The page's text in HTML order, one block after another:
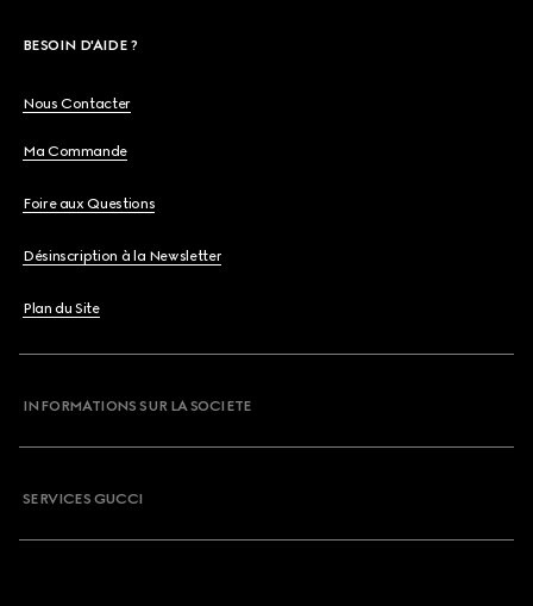
BESOIN D'AIDE ?
Nous Contacter
Ma Commande
Foire aux Questions
Désinscription à la Newsletter
Plan du Site
INFORMATIONS SUR LA SOCIETE
SERVICES GUCCI